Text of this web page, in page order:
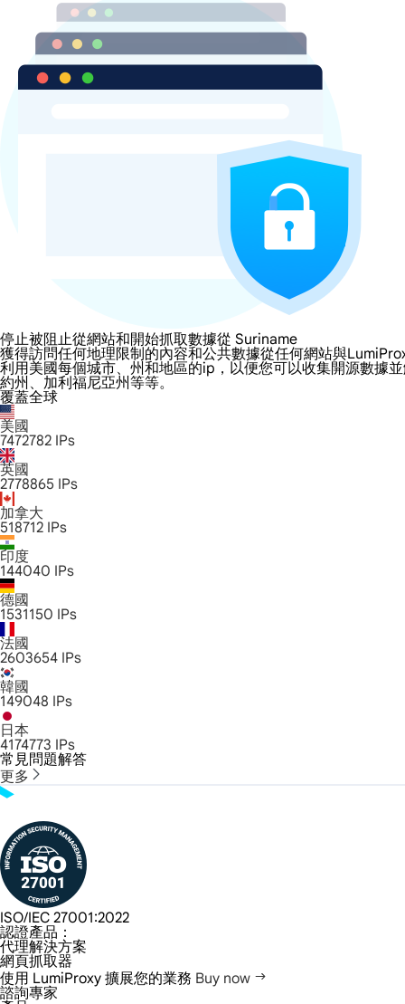
停止被阻止從網站和開始抓取數據從 Suriname
獲得訪問任何地理限制的內容和公共數據從任何網站與
利用美國每個城市、州和地區的ip，以便您可以收集開源數據
約州、加利福尼亞州等等。
覆蓋全球
美國
7472782 IPs
英國
2778865 IPs
加拿大
518712 IPs
印度
144040 IPs
德國
1531150 IPs
法國
2603654 IPs
韓國
149048 IPs
日本
4174773 IPs
常見問題解答
更多
ISO/IEC 27001:2022
認證產品：
代理解決方案
網頁抓取器
使用 LumiProxy 擴展您的業務 Buy now
諮詢專家